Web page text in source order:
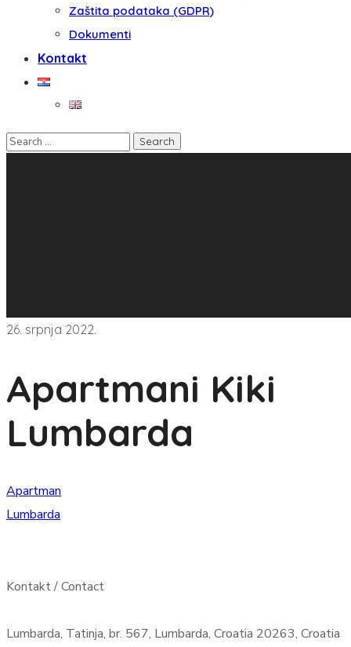
Zaštita podataka (GDPR)
Dokumenti
Kontakt
26. srpnja 2022.
Apartmani Kiki
Lumbarda
Apartman
Lumbarda
Kontakt / Contact
Lumbarda, Tatinja, br. 567, Lumbarda, Croatia 20263, Croatia